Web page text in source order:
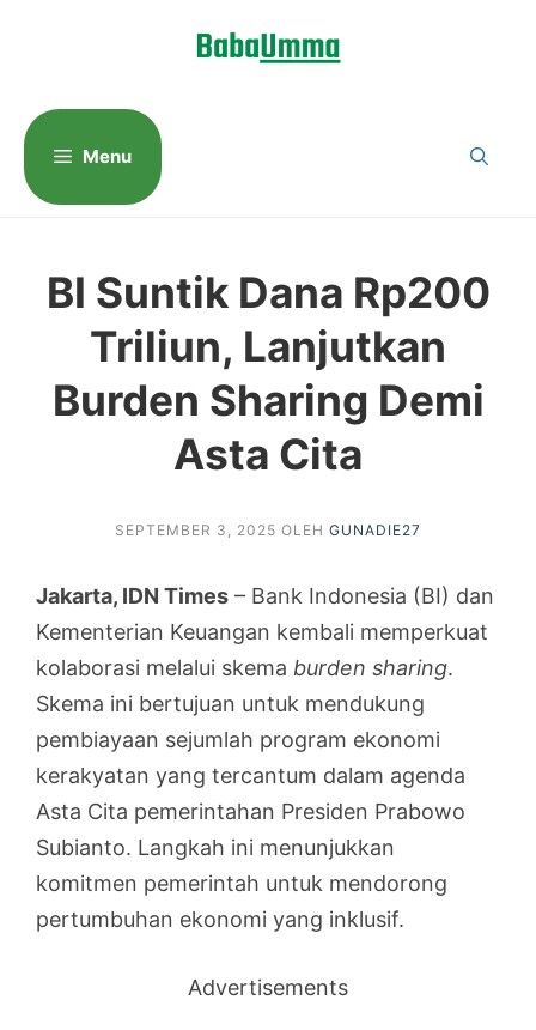
Menu
BI Suntik Dana Rp200
Triliun, Lanjutkan
Burden Sharing Demi
Asta Cita
SEPTEMBER 3, 2025 OLEH GUNADIE27
Jakarta, IDN Times – Bank Indonesia (BI) dan
Kementerian Keuangan kembali memperkuat
kolaborasi melalui skema burden sharing.
Skema ini bertujuan untuk mendukung
pembiayaan sejumlah program ekonomi
kerakyatan yang tercantum dalam agenda
Asta Cita pemerintahan Presiden Prabowo
Subianto. Langkah ini menunjukkan
komitmen pemerintah untuk mendorong
pertumbuhan ekonomi yang inklusif.
Advertisements